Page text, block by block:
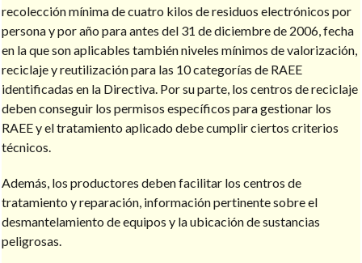
recolección mínima de cuatro kilos de residuos electrónicos por
persona y por año para antes del 31 de diciembre de 2006, fecha
en la que son aplicables también niveles mínimos de valorización,
reciclaje y reutilización para las 10 categorías de RAEE
identificadas en la Directiva. Por su parte, los centros de reciclaje
deben conseguir los permisos específicos para gestionar los
RAEE y el tratamiento aplicado debe cumplir ciertos criterios
técnicos.
Además, los productores deben facilitar los centros de
tratamiento y reparación, información pertinente sobre el
desmantelamiento de equipos y la ubicación de sustancias
peligrosas.